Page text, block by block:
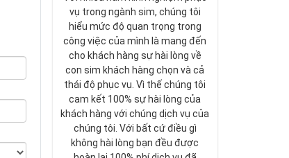
vụ trong ngành sim, chúng tôi
hiểu mức độ quan trọng trong
công việc của mình là mang đến
cho khách hàng sự hài lòng về
con sim khách hàng chọn và cả
thái độ phục vụ. Vì thế chúng tôi
cam kết 100% sự hài lòng của
khách hàng với chúng dịch vụ của
chúng tôi. Với bất cứ điều gì
không hài lòng bạn đều được